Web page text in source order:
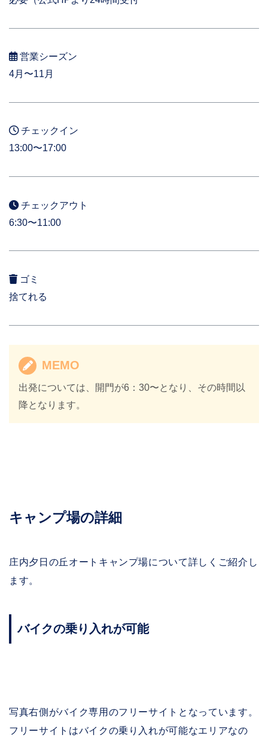
営業シーズン
4月〜11月
チェックイン
13:00〜17:00
チェックアウト
6:30〜11:00
ゴミ
捨てれる
MEMO
出発については、開門が6：30〜となり、その時間以
降となります。
キャンプ場の詳細
庄内夕日の丘オートキャンプ場について詳しくご紹介し
ます。
バイクの乗り入れが可能
写真右側がバイク専用のフリーサイトとなっています。
フリーサイトはバイクの乗り入れが可能なエリアなの